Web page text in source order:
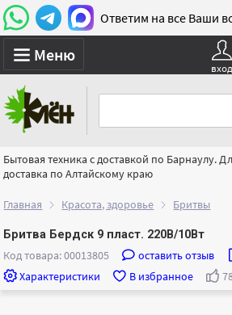
Ответим на все Ваши
Меню
вход
Бытовая техника с доставкой по Барнаулу.
доставка по Алтайскому краю
Главная Красота, здоровье Бритвы
Бритва Бердск 9 пласт. 220В/10Вт
Код товара: 00013805 оставить отзыв
Характеристики
В избранное